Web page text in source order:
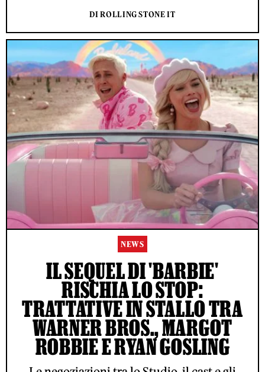
DI ROLLING STONE IT
NEWS
IL SEQUEL DI 'BARBIE'
RISCHIA LO STOP:
TRATTATIVE IN STALLO TRA
WARNER BROS., MARGOT
ROBBIE E RYAN GOSLING